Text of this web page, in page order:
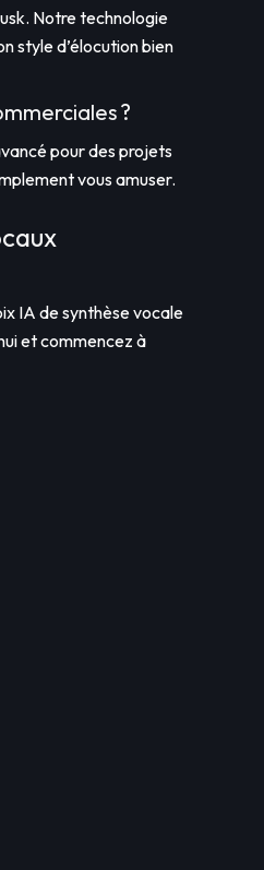
Notre technologie
style d’élocution bien
?
pour des projets
vous amuser.
IA de synthèse vocale
et commencez à